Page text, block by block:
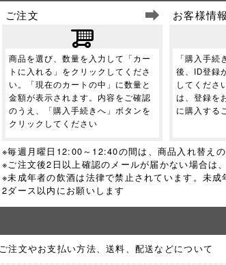
ご注文
商品を選び、数量を入力して「カー
トに入れる」をクリックしてくださ
い。「現在のカートの中」に数量と
金額が表示されます。内容をご確認
のうえ、「購入手続きへ」ボタンを
クリックしてください
お客様情
「購入手続
後、ID登録
してくださ
は、登録を
に購入する
※毎週月曜日12:00～12:40の間は、商品入れ替え
※ご注文後2日以上確認のメールが届かない場合は
※未成年者の飲酒は法律で禁止されています。 未成
2ダース以内にお願いします
ご注文やお支払い方法、送料、配送などについて